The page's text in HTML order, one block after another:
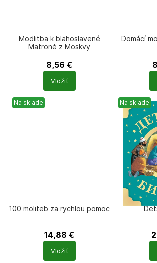
Modlitba k blahoslavené
Matroně z Moskvy
8,56 €
Počet
produktů
Vložiť
Domácí
Na sklade
100 moliteb za rychlou pomoc
14,88 €
Počet
produktů
Vložiť
Na sklade